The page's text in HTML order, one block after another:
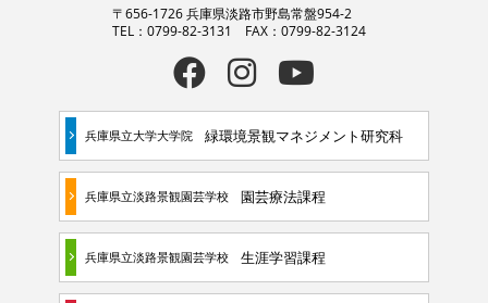
〒656-1726 兵庫県淡路市野島常盤954-2
TEL：0799-82-3131 FAX：0799-82-3124
兵庫県立大学大学院 緑環境景観マネジメント研究科
兵庫県立淡路景観園芸学校 園芸療法課程
兵庫県立淡路景観園芸学校 生涯学習課程